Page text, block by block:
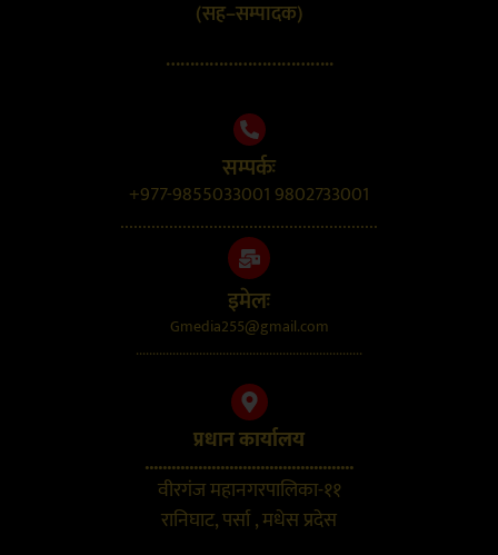
(सह–सम्पादक)
……………………………..
सम्पर्कः
+977-9855033001 9802733001
..........................................................
इमेलः
Gmedia255@gmail.com
....................................................................
प्रधान कार्यालय
...............................................
वीरगंज महानगरपालिका-११
रानिघाट, पर्सा , मधेस प्रदेस